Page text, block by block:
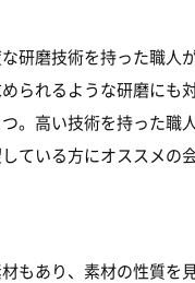
研磨技術を持った職人
られるような研磨にも
。高い技術を持った職
ている方にオススメの会
もあり、素材の性質を